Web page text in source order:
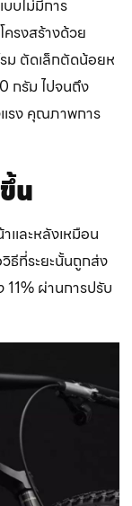
บไม่มีการ
ครงสร้างด้วย
ม ตัดเล็กตัดน้อยห
กรัม ไปจนถึง
รง คุณภาพการ
น
และหลังเหมือน
ธีที่ระยะนั้นถูกส่ง
11% ผ่านการปรับ